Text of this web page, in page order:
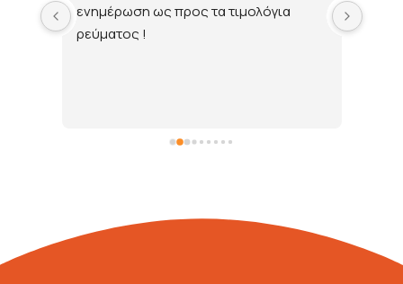
ενημέρωση ως προς τα τιμολόγια
ρεύματος !